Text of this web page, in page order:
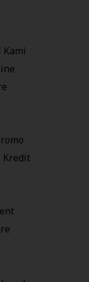
Kredit